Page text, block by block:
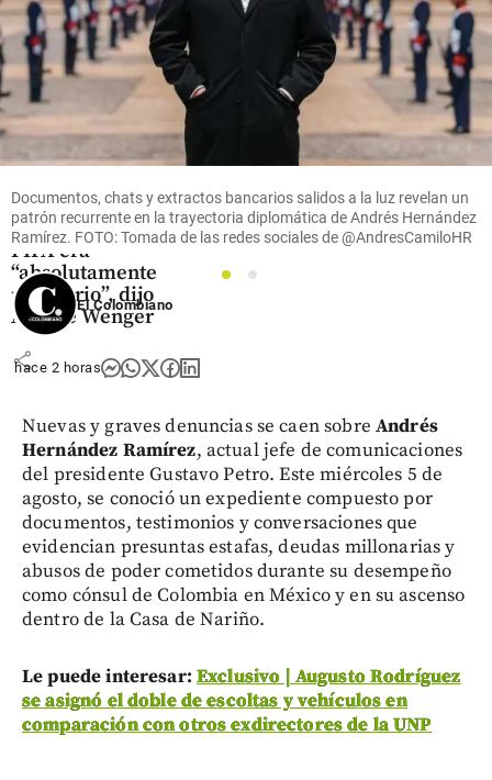
Fútbol
Retirar
proyecto de
inversores
privados de la
FIFA era
“absolutamente
necesario”, dijo
Arsène Wenger
share
Documentos, chats y extractos bancarios salidos a la luz revelan un
patrón recurrente en la trayectoria diplomática de Andrés Hernández
Ramírez. FOTO: Tomada de las redes sociales de @AndresCamiloHR
1
2
El Colombiano
hace 2 horas
Nuevas y graves denuncias se caen sobre Andrés
Hernández Ramírez, actual jefe de comunicaciones
del presidente Gustavo Petro. Este miércoles 5 de
agosto, se conoció un expediente compuesto por
documentos, testimonios y conversaciones que
evidencian presuntas estafas, deudas millonarias y
abusos de poder cometidos durante su desempeño
como cónsul de Colombia en México y en su ascenso
dentro de la Casa de Nariño.
Le puede interesar: Exclusivo | Augusto Rodríguez
se asignó el doble de escoltas y vehículos en
comparación con otros exdirectores de la UNP